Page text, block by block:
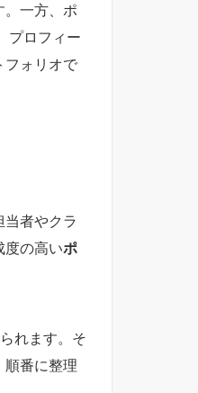
。一方、ポ
プロフィー
フォリオで
者やクラ
度の高いポ
れます。そ
順番に整理